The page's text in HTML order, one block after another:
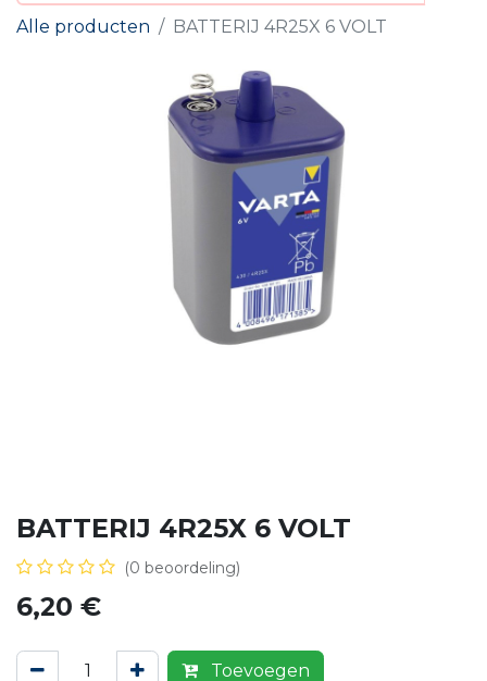
Alle producten BATTERIJ 4R25X 6 VOLT
BATTERIJ 4R25X 6 VOLT
(0 beoordeling)
6,20 €
Toevoegen